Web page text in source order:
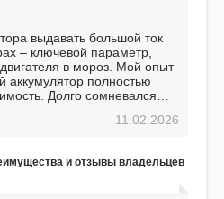
выдавать большой ток
– ключевой параметр,
в мороз. Мой опыт
аккумулятор полностью
Долго сомневался
отличное вложение,11.02.2026
и отзывы владельцев